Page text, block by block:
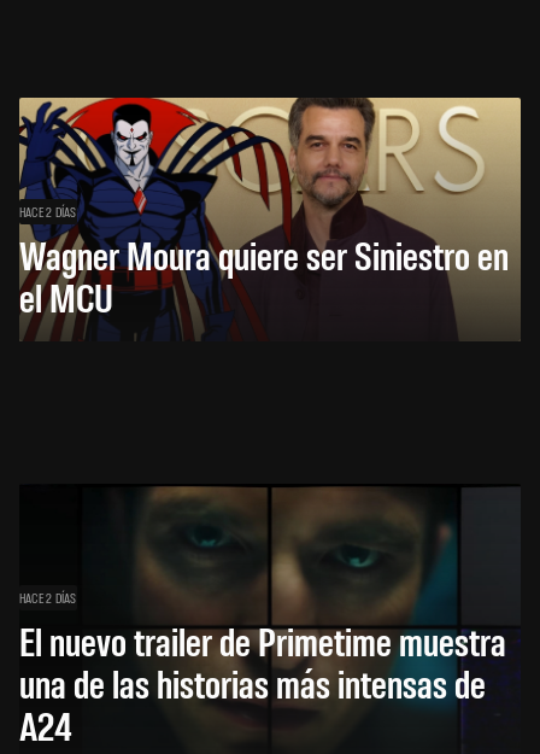
HACE 2 DÍAS
Wagner Moura quiere ser Siniestro en
el MCU
HACE 2 DÍAS
El nuevo trailer de Primetime muestra
una de las historias más intensas de
A24